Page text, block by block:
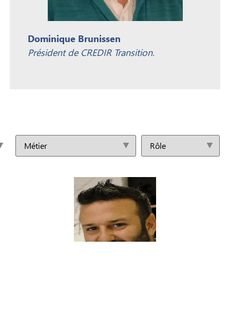
Dominique Brunissen
Président de CREDIR Transition.​